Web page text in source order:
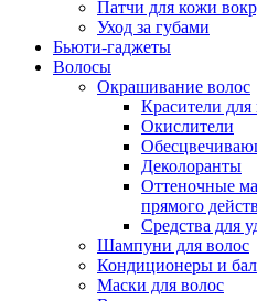
Патчи для кожи
Уход за губами
Бьюти-гаджеты
Волосы
Окрашивание волос
Красители для
Окислители
Деколоранты
Оттеночные
прямого
Средства для
Шампуни для волос
Кондиционеры и
Маски для волос